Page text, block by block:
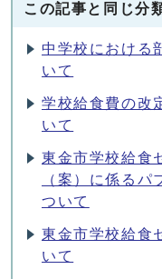
この記事と同じ分
中学校における
いて
学校給食費の改
いて
東金市学校給食
（案）に係る
ついて
東金市学校給食
いて